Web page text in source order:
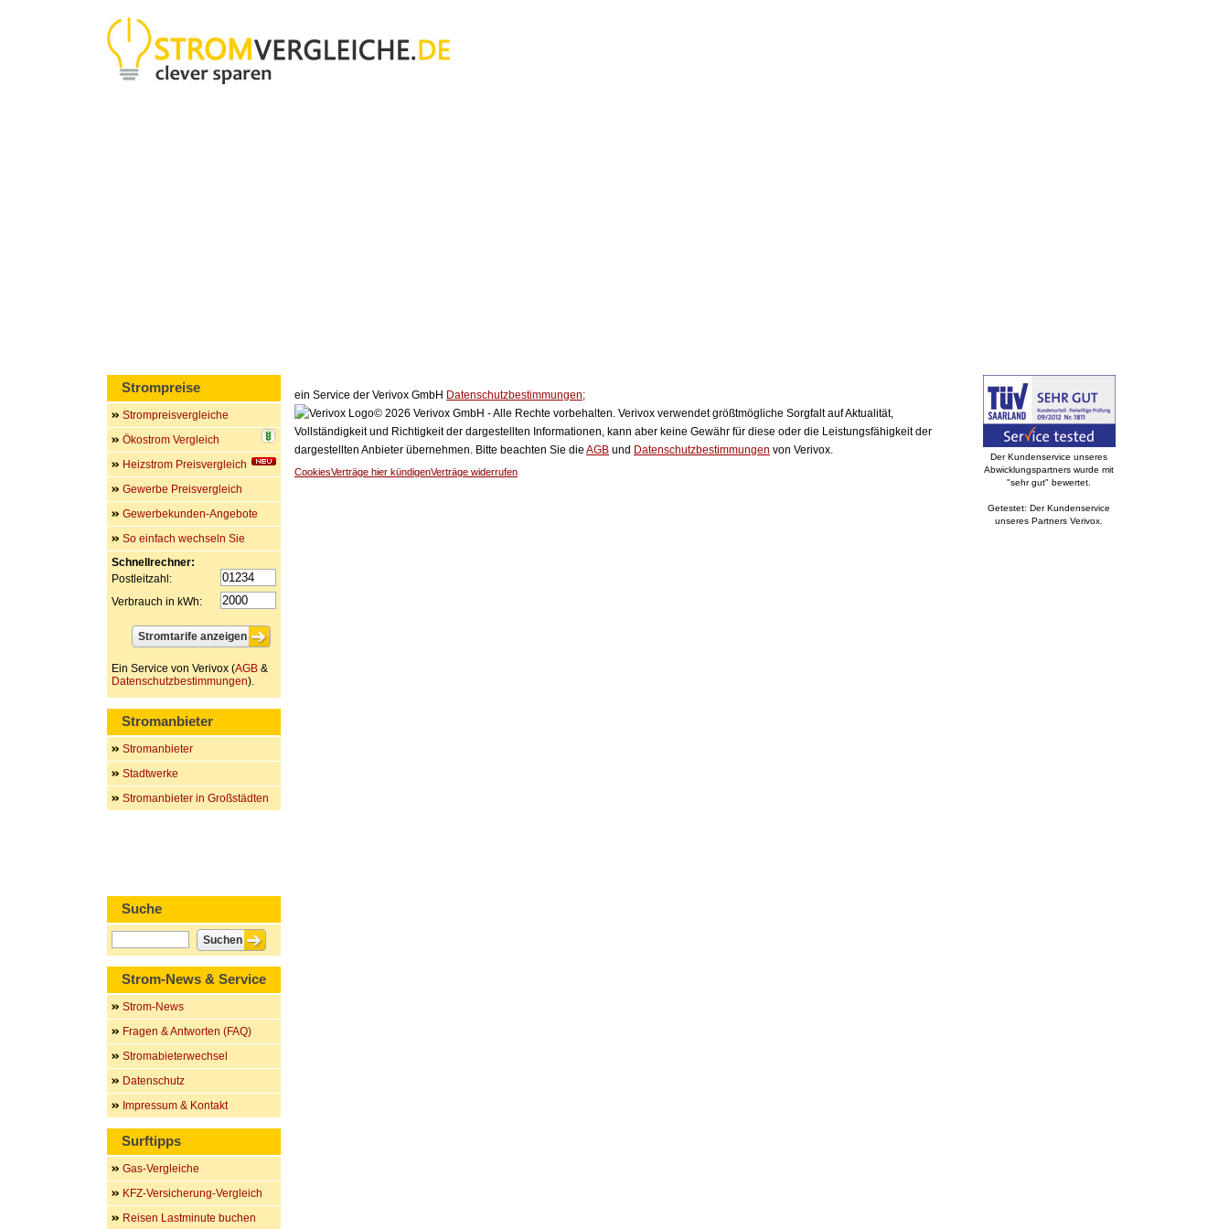
ein Service der Verivox GmbH Datenschutzbestimmungen;
© 2026 Verivox GmbH - Alle Rechte vorbehalten. Verivox verwendet größtmögliche Sorgfalt auf Aktualität,
Vollständigkeit und Richtigkeit der dargestellten Informationen, kann aber keine Gewähr für diese oder die Leistungsfähigkeit der
dargestellten Anbieter übernehmen. Bitte beachten Sie die AGB und Datenschutzbestimmungen von Verivox.
CookiesVerträge hier kündigenVerträge widerrufen
Strompreise
Strompreisvergleiche
Ökostrom Vergleich
Heizstrom Preisvergleich
Gewerbe Preisvergleich
Gewerbekunden-Angebote
So einfach wechseln Sie
Schnellrechner:
Postleitzahl:
Verbrauch in kWh:
Ein Service von Verivox (AGB &
Datenschutzbestimmungen).
Stromanbieter
Stromanbieter
Stadtwerke
Stromanbieter in Großstädten
Suche
Strom-News & Service
Strom-News
Fragen & Antworten (FAQ)
Stromabieterwechsel
Datenschutz
Impressum & Kontakt
Surftipps
Gas-Vergleiche
KFZ-Versicherung-Vergleich
Reisen Lastminute buchen
Der Kundenservice unseres
Abwicklungspartners wurde mit
"sehr gut" bewertet.
Getestet: Der Kundenservice
unseres Partners Verivox.